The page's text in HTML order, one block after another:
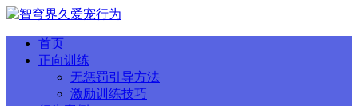
首页
正向训练
无惩罚引导方法
激励训练技巧